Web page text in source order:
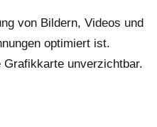
von Bildern, Videos und
optimiert ist.
unverzichtbar.